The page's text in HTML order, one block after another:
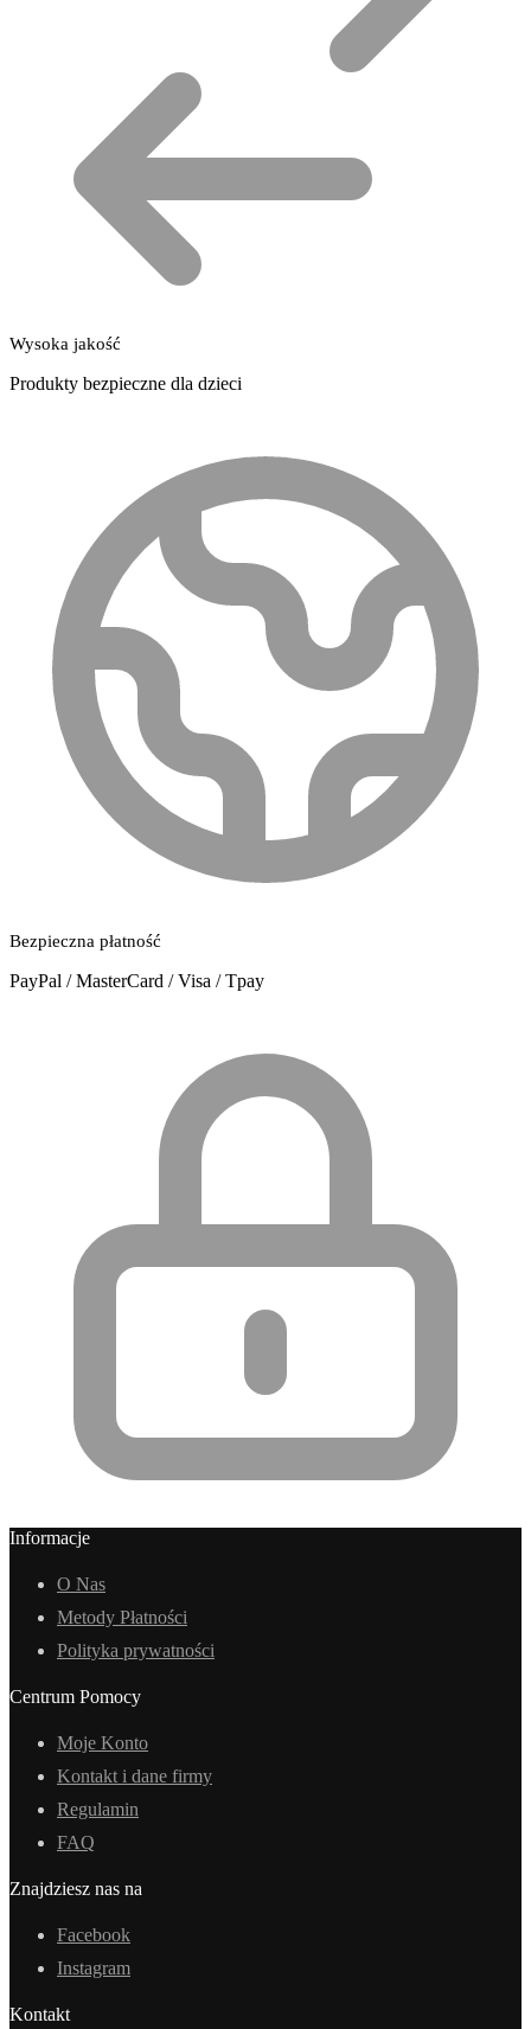
Wysoka jakość
Produkty bezpieczne dla dzieci
Bezpieczna płatność
PayPal / MasterCard / Visa / Tpay
Informacje
O Nas
Metody Płatności
Polityka prywatności
Centrum Pomocy
Moje Konto
Kontakt i dane firmy
Regulamin
FAQ
Znajdziesz nas na
Facebook
Instagram
Kontakt